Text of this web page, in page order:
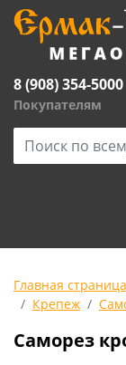
8 (908) 354-5000
Покупателям
Главная страница
Крепеж
Саморез